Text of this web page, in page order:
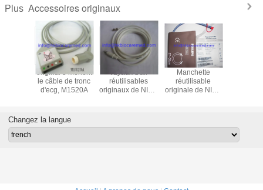
Plus Accessoires originaux
original 5 mènent
le câble de tronc
d'ecg, M1520A
Tuyaux d'air
réutilisables
originaux de NIBP,
Manchette
réutilisable
originale de NIBP,
Changez la langue